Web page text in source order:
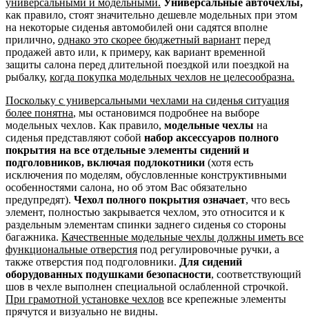
как правило, стоят значительно дешевле модельных при этом
на некоторые сиденья автомобилей они садятся вполне
прилично, однако это скорее бюджетный вариант перед
продажей авто или, к примеру, как вариант временной
защиты салона перед длительной поездкой или поездкой на
рыбалку, когда покупка модельных чехлов не целесообразна.
Поскольку с универсальными чехлами на сиденья ситуация
более понятна, мы остановимся подробнее на выборе
модельных чехлов. Как правило, модельные чехлы на
сиденья представляют собой набор аксессуаров полного
покрытия на все отдельные элементы сидений и
подголовников, включая подлокотники (хотя есть
исключения по моделям, обусловленные конструктивными
особенностями салона, но об этом Вас обязательно
предупредят). Чехол полного покрытия означает, что весь
элемент, полностью закрывается чехлом, это относится и к
раздельным элементам спинки заднего сиденья со стороны
багажника. Качественные модельные чехлы должны иметь все
функциональные отверстия под регулировочные ручки, а
также отверстия под подголовники. Для сидений
оборудованных подушками безопасности, соответствующий
шов в чехле выполнен специальной ослабленной строчкой.
При грамотной установке чехлов все крепежные элементы
прячутся и визуально не видны.